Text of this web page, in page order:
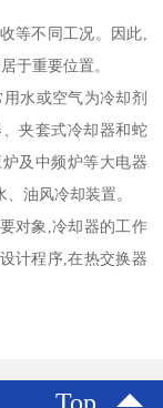
等不同工况。因此,
于重要位置。
水或空气为冷却剂
夹套式冷却器和蛇
及中频炉等大电器
油风冷却装置。
对象,冷却器的工作
计程序,在热交换器
Top